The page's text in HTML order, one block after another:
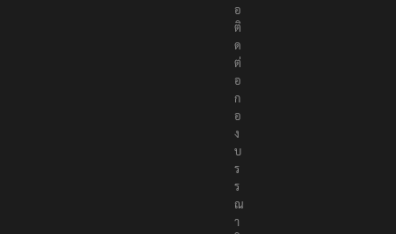
รื
อ
ติ
ด
ต่
อ
ก
อ
ง
บ
ร
ร
ณ